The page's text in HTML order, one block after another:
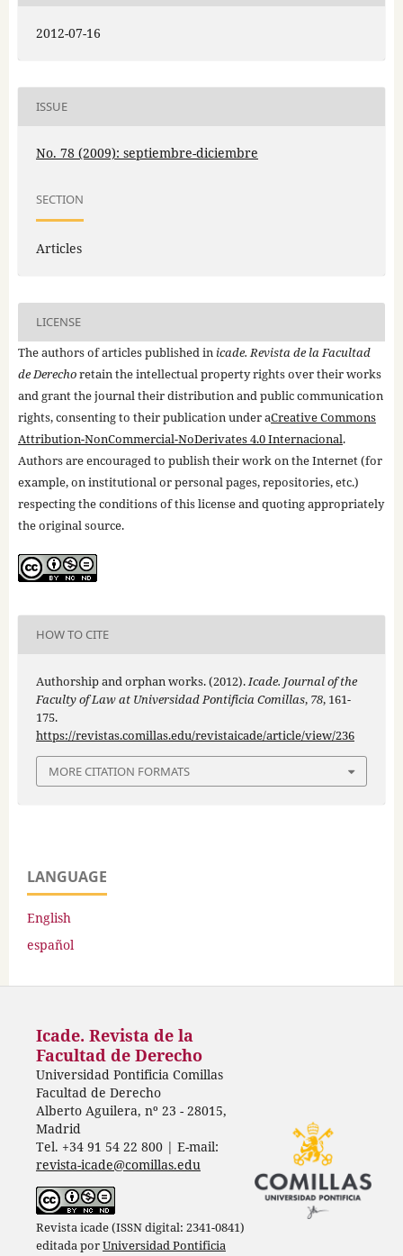
2012-07-16
ISSUE
No. 78 (2009): septiembre-diciembre
SECTION
Articles
LICENSE
The authors of articles published in icade. Revista de la Facultad
de Derechoretain the intellectual property rights over their works
and grant the journal their distribution and public communication
rights, consenting to their publication under aCreative Commons
Attribution-NonCommercial-NoDerivates 4.0 Internacional.
Authors are encouraged to publish their work on the Internet (for
example, on institutional or personal pages, repositories, etc.)
respecting the conditions of this license and quoting appropriately
the original source.
HOW TO CITE
Authorship and orphan works. (2012).Icade. Journal of the
Faculty of Law at Universidad Pontificia Comillas, 78, 161-
175.
https://revistas.comillas.edu/revistaicade/article/view/236
MORE CITATION FORMATS
LANGUAGE
English
español
Icade. Revista de la
Facultad de Derecho
Universidad Pontificia Comillas
Facultad de Derecho
Alberto Aguilera, nº 23 - 28015,
Madrid
Tel. +34 91 54 22 800 | E-mail:
revista-icade@comillas.edu
Revista icade (ISSN digital: 2341-0841)
editada porUniversidad Pontificia